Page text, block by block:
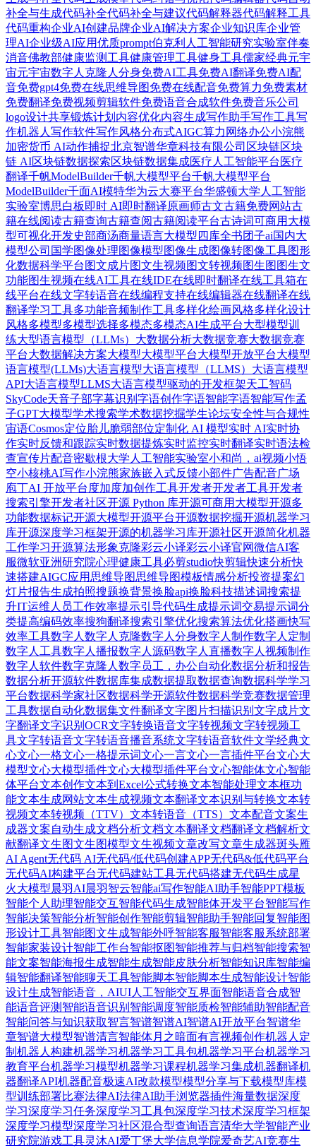
补全与生成代码补全代码补全与建议代码解释器代码解释工具
代码重构企业AI创建品牌企业AI解决方案企业知识库企业管
理AI企业级AI应用优质prompt伯克利人工智能研究实验室伴奏
消音佛教部健康监测工具健康管理工具健身工具儒家经典元宇
宙元宇宙数字人 克隆人分身免费AI工具免费AI翻译免费AI配
音免费gpt4免费在线思维导图免费在线配音免费算力免费素材
免费翻译免费视频剪辑软件免费语音合成软件免费音乐公司
logo设计共享锻炼计划 内容优化内容生成写作助手写作工具写
作机器人 写作软件写作风格分布式AIGC算力网络办公小浣熊
加密货币 AI动作捕捉北京智谱华章科技有限公司 区块链区块
链 AI区块链数据探索区块链数据集成医疗人工智能平台 医疗
翻译千帆ModelBuilder千帆大模型平台千帆大模型平台
ModelBuilder千面AI模特华为云大赛平台华盛顿大学人工智能
实验室博思白板 即时 AI即时翻译原画师古文古籍免费网站古
籍在线阅读古籍查询古籍查阅古籍阅读平台古诗词可商用大模
型可视化开发史部商汤商量语言大模型 四库全书团子ai国内大
模型公司 国学图像处理图像模型图像生成图像转图像工具图形
化数据科学平台 图文成片图文生视频图文转视频图生图 图生文
功能图生视频在线AI工具在线IDE在线即时翻译在线工具箱在
线平台在线文字转语音在线编程支持在线编辑器在线翻译在线
翻译学习工具多功能音频制作工具多样化绘画风格多样化设计
风格多模型多模型选择多模态多模态AI生成平台大型模型训
练大型语言模型（LLMs） 大数据分析大数据竞赛⼤数据竞赛
平台大数据解决方案大模型大模型平台大模型开放平台大模型
语言模型(LLMs)大语言模型大语言模型（LLMS） 大语言模型
API大语言模型LLMS大语言模型驱动的开发框架天工智码
SkyCode天音子部字幕识别 字语创作字语智能字语智能写作孟
子GPT大模型学术搜索学术数据挖掘学生论坛安全性与合规性
宙语Cosmos定位胎儿脆弱部位定制化 AI 模型实时 AI实时协
作实时反馈和跟踪实时数据提炼实时监控实时翻译实时语法检
查宣传片配音密歇根大学人工智能实验室小和尚，ai视频小悟
空小核桃AI写作小浣熊家族嵌入式反馈小部件广告配音广场
庖丁AI 开放平台 度加度加创作工具开发者开发者工具开发者
搜索引擎开发者社区开源 Python 库开源可商用大模型开源多
功能数据标记开源大模型开源平台开源数据挖掘开源机器学习
库开源深度学习框架开源的机器学习库开源社区开源简化机器
工作学习开源算法形象克隆彩云小译彩云小译官网微信AI客
服微软亚洲研究院心理健康工具必剪studio快剪辑快速分析快
速搭建AIGC应用 思维导图思维导图模板情感分析投资提案幻
灯片报告生成拍照搜题换背景换脸api换脸科技描述词搜索提
升IT运维人员工作效率提示引导代码生成提示词交易提示词分
类提高编码效率搜狗翻译搜索引擎优化搜索算法优化搭画快写
效率工具数字人 数字人克隆数字人分身数字人制作数字人定制
数字人工具数字人播报数字人源码数字人直播数字人视频制作
数字人软件数字克隆人 数字员工，办公自动化数据分析和报告
数据分析开源软件数据库集成数据提取数据查询数据科学学习
平台数据科学家社区数据科学开源软件数据科学竞赛数据管理
工具数据自动化数据集文件翻译文字图片扫描识别 文字成片文
字翻译文字识别OCR文字转换语音文字转视频文字转视频工
具文字转语音文字转语音播音系统文字转语音软件文学经典文
心文心一格文心一格提示词文心一言文心一言插件平台文心大
模型文心大模型插件文心大模型插件平台文心智能体文心智能
体平台文本创作文本到Excel公式转换文本智能处理文本框功
能文本生成网站文本生成视频文本翻译文本识别与转换文本转
视频文本转视频（TTV） 文本转语音（TTS） 文本配音文案生
成器文案自动生成文档分析文档文本翻译文档翻译文档解析文
献翻译文生图文生图模型文生视频文章改写文章生成器斑头雁
AI Agent无代码 AI无代码/低代码创建APP无代码&低代码平台
无代码AI构建平台无代码建站工具无代码搭建无代码生成星
火大模型晨羽AI晨羽智云智能ai写作智能AI助手智能PPT模板
智能个人助理智能交互智能代码生成智能体开发平台智能写作
智能决策智能分析智能创作智能剪辑智能助手智能回复智能图
形设计工具智能图文生成智能外呼智能客服智能客服系统部署
智能家装设计智能工作台智能抠图智能推荐与归档智能搜索智
能文案智能海报生成智能生成智能皮肤分析智能知识库智能编
辑智能翻译智能聊天工具智能脚本智能脚本生成智能设计智能
设计生成智能语音，AIUI人工智能交互界面智能语音合成智
能语音评测 智能语音识别 智能调度智能质检智能辅助智能配音
智能问答与知识获取智言智谱智谱AI智谱AI开放平台智谱华
章智谱大模型智谱清言智能体月之暗面有言视频创作机器人定
制 机器人构建机器学习机器学习工具包机器学习平台机器学习
教育平台机器学习模型机器学习课程机器学习集成机器翻译机
器翻译API机器配音极速AI改款模型模型分享与下载模型库模
型训练部署比赛法律AI法律AI助手浏览器插件海量数据深度
学习深度学习任务深度学习工具包深度学习技术深度学习框架
深度学习模型深度学习社区混合型查询语言清华大学智能产业
研究院游戏工具灵沐AI爱丁堡大学信息学院爱奇艺AI竞赛生